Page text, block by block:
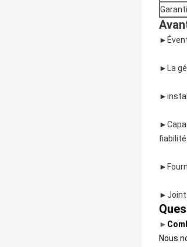
►
►La
fiabilité.
►Joint
►
Nous